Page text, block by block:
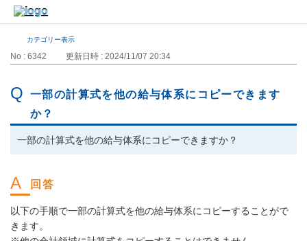
カテゴリー表示
No : 6342 更新日時 : 2024/11/07 20:34
一部の計算式を他の給与体系にコピーできます
か？
一部の計算式を他の給与体系にコピーできますか？
以下の手順で一部の計算式を他の給与体系にコピーすることがで
きます。